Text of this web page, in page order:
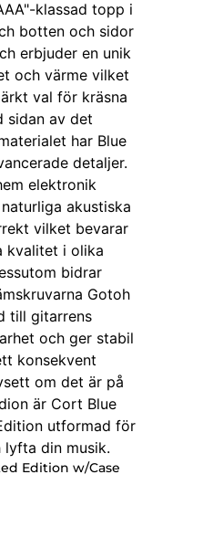
Edition w/Case